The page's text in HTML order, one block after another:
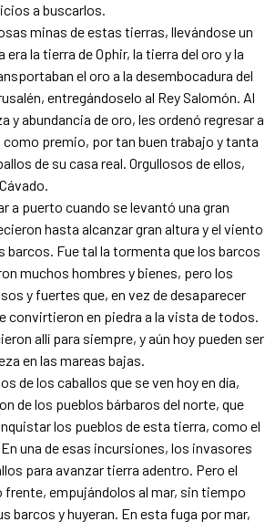
a buscarlos.
minas de estas tierras, llevándose un
la tierra de Ophir, la tierra del oro y la
el oro a la desembocadura del
entregándoselo al Rey Salomón. Al
y abundancia de oro, les ordenó regresar a
premio, por tan buen trabajo y tanta
de su casa real. Orgullosos de ellos,
a puerto cuando se levantó una gran
hasta alcanzar gran altura y el viento
barcos. Fue tal la tormenta que los barcos
muchos hombres y bienes, pero los
y fuertes que, en vez de desaparecer
convirtieron en piedra a la vista de todos.
allí para siempre, y aún hoy pueden ser
en las mareas bajas.
de los caballos que se ven hoy en día,
de los pueblos bárbaros del norte, que
los pueblos de esta tierra, como el
una de esas incursiones, los invasores
para avanzar tierra adentro. Pero el
frente, empujándolos al mar, sin tiempo
barcos y huyeran. En esta fuga por mar,